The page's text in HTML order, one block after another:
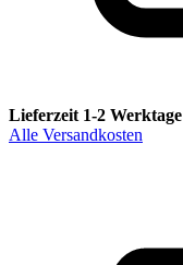
Lieferzeit 1-2 Werktage
Alle Versandkosten